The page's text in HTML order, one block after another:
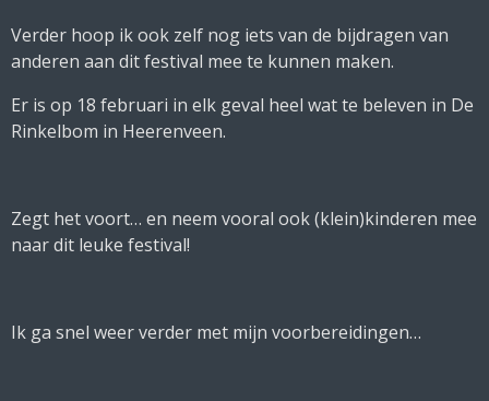
Verder hoop ik ook zelf nog iets van de bijdragen van
anderen aan dit festival mee te kunnen maken.
Er is op 18 februari in elk geval heel wat te beleven in De
Rinkelbom in Heerenveen.
Zegt het voort… en neem vooral ook (klein)kinderen mee
naar dit leuke festival!
Ik ga snel weer verder met mijn voorbereidingen…